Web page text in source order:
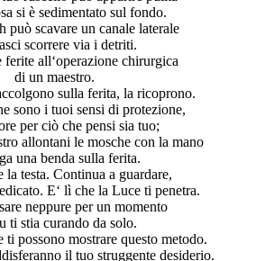
si è sedimentato sul fondo.
può scavare un canale laterale
scorrere via i detriti.
all‘operazione chirurgica
di un maestro.
sulla ferita, la ricoprono.
sono i tuoi sensi di protezione,
per ciò che pensi sia tuo;
allontani le mosche con la mano
una benda sulla ferita.
la testa. Continua a guardare,
E‘ lì che la Luce ti penetra.
neppure per un momento
ti stia curando da solo.
ti possono mostrare questo metodo.
il tuo struggente desiderio.